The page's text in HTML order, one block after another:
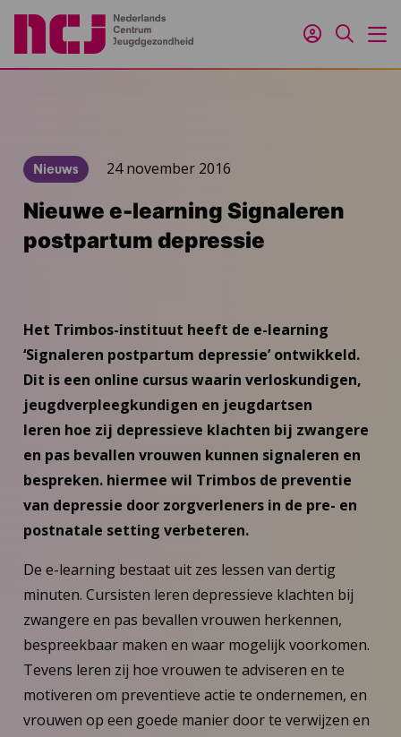
Inloggen
Zoeken
Nieuws 24 november 2016
Nieuwe e-learning Signaleren
postpartum depressie
Het Trimbos-instituut heeft de e-learning
‘Signaleren postpartum depressie’ ontwikkeld.
Dit is een online cursus waarin verloskundigen,
jeugdverpleegkundigen en jeugdartsen
leren hoe zij depressieve klachten bij zwangere
en pas bevallen vrouwen kunnen signaleren en
bespreken. hiermee wil Trimbos de preventie
van depressie door zorgverleners in de pre- en
postnatale setting verbeteren.
De e-learning bestaat uit zes lessen van dertig
minuten. Cursisten leren depressieve klachten bij
zwangere en pas bevallen vrouwen herkennen,
bespreekbaar maken en waar mogelijk voorkomen.
Tevens leren zij hoe vrouwen te adviseren en te
motiveren om preventieve actie te ondernemen, en
vrouwen op een goede manier door te verwijzen en